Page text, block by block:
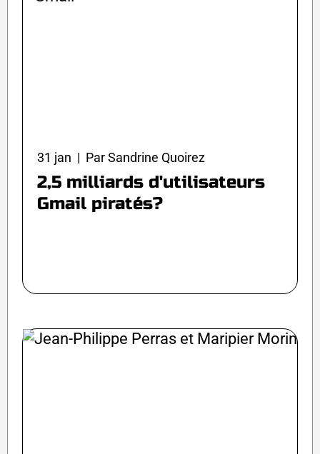
31 jan | Par Sandrine Quoirez
2,5 milliards d'utilisateurs
Gmail piratés?